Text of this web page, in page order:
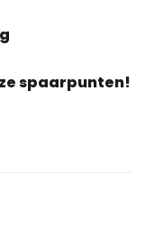
spaarpunten!